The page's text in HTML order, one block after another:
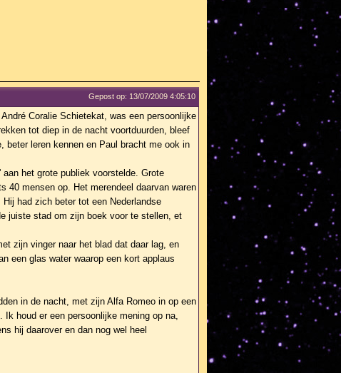
Gepost op: 13/07/2009 4:05:10
Coralie Schietekat, was een persoonlijke
tot diep in de nacht voortduurden, bleef
beter leren kennen en Paul bracht me ook in
het grote publiek voorstelde. Grote
40 mensen op. Het merendeel daarvan waren
had zich beter tot een Nederlandse
juiste stad om zijn boek voor te stellen, et
zijn vinger naar het blad dat daar lag, en
een glas water waarop een kort applaus
in de nacht, met zijn Alfa Romeo in op een
houd er een persoonlijke mening op na,
hij daarover en dan nog wel heel